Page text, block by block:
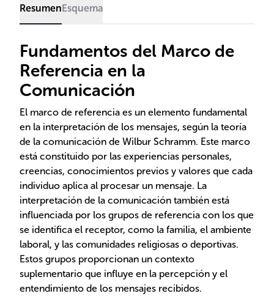
ResumenEsquema
Fundamentos del Marco de
Referencia en la
Comunicación
El marco de referencia es un elemento fundamental
en la interpretación de los mensajes, según la teoría
de la comunicación de Wilbur Schramm. Este marco
está constituido por las experiencias personales,
creencias, conocimientos previos y valores que cada
individuo aplica al procesar un mensaje. La
interpretación de la comunicación también está
influenciada por los grupos de referencia con los que
se identifica el receptor, como la familia, el ambiente
laboral, y las comunidades religiosas o deportivas.
Estos grupos proporcionan un contexto
suplementario que influye en la percepción y el
entendimiento de los mensajes recibidos.